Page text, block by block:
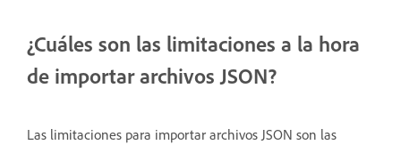
¿Cuáles son las limitaciones a la hora
de importar archivos JSON?
Las limitaciones para importar archivos JSON son las